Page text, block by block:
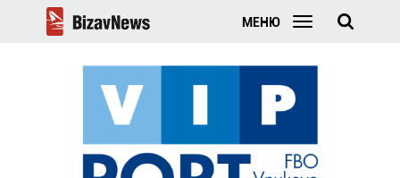
МЕНЮ